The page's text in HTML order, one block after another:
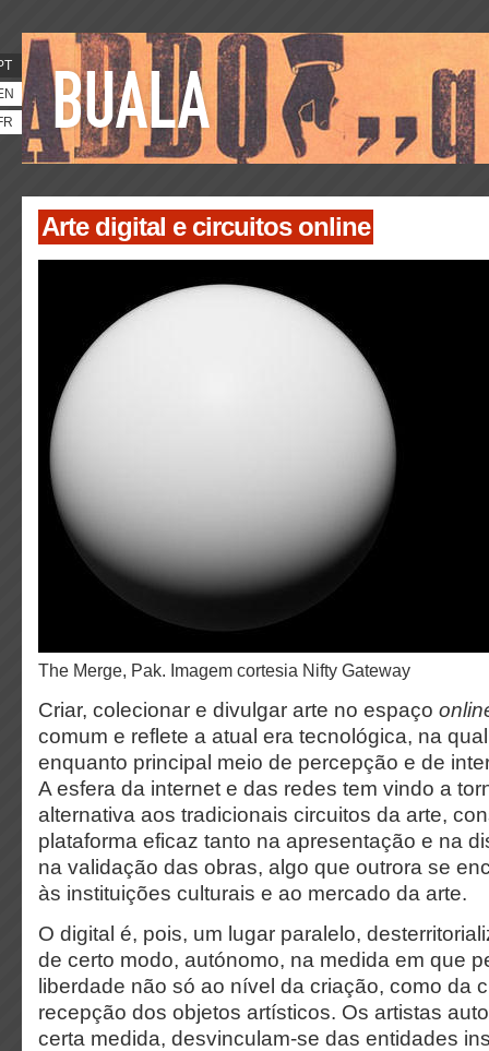
Arte digital e circuitos online
The Merge, Pak. Imagem cortesia Nifty Gateway
Criar, colecionar e divulgar arte no espaço
comum e reflete a atual era tecnológica, na
enquanto principal meio de percepção e de
A esfera da internet e das redes tem vindo a
alternativa aos tradicionais circuitos da arte,
plataforma eficaz tanto na apresentação e na
na validação das obras, algo que outrora se
às instituições culturais e ao mercado da arte.
O digital é, pois, um lugar paralelo,
de certo modo, autónomo, na medida em que
liberdade não só ao nível da criação, como da
recepção dos objetos artísticos. Os artistas
certa medida, desvinculam-se das entidades